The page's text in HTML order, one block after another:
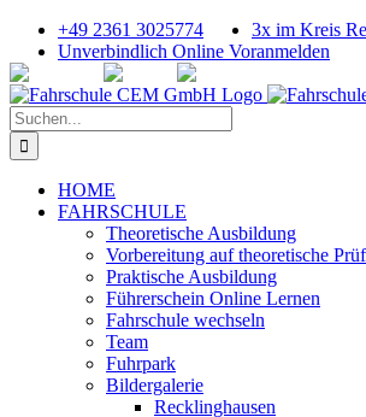
Zum
Inhalt
springen
+49 2361 3025774
3x im Kreis
Unverbindlich Online Voranmelden
Twitter
Youtube
Suche
nach:
HOME
FAHRSCHULE
Theoretische Ausbildung
Vorbereitung auf theoretische
Praktische Ausbildung
Führerschein Online Lernen
Fahrschule wechseln
Team
Fuhrpark
Bildergalerie
Recklinghausen